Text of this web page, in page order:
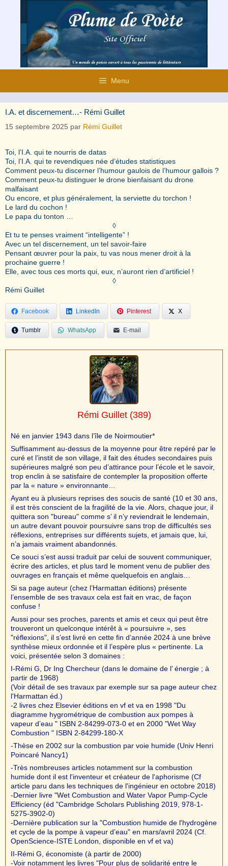
contenu
Menu
I.A. et discernement…- Rémi Guillet
15 septembre 2025 par Rémi Guillet
Toi, l’I.A. qui te nourris de datas
Toi, l’I.A. qui te revendiques née d’études statistiques
Comment peux-tu discerner l’humour gaulois de l’humour gallois ?
Comment peux-tu distinguer le drone bienfaisant du drone
malfaisant
Ou encore, et plus généralement, la serviette du torchon !
Le lard du cochon !
Le papa du tonton …
◊
Et tu te penses vraiment “intelligente” !
Avec un tel discernement, un tel savoir-faire
Pensant œuvrer pour la paix, tu vas nous mener droit à la
prochaine guerre !
Elle, avec tous ces morts qui, eux, n’auront rien d’artificiel !
◊
Rémi Guillet
Facebook LinkedIn Pinterest X
Tumblr WhatsApp E-mail
Rémi Guillet(389)
Né en janvier 1943 dans l’île de Noirmoutier*
Suffisamment au-dessus de la moyenne pour être repéré par le
curé et l’instit de son village, il fait des études secondaires puis
supérieures malgré son peu d’attirance pour l’école et le savoir,
trop enclin à se satisfaire de contempler la proposition offerte
par la « nature » environnante…
Ayant eu à plusieurs reprises des soucis de santé (10 et 30 ans,
il est très conscient de la fragilité de la vie. Alors, chaque jour, il
quittera son "bureau" comme s’ il n’y reviendrait le lendemain,
un autre devant pouvoir poursuivre sans trop de difficultés ses
réflexions, entreprises sur différents sujets, et jamais que, lui,
n’a jamais vraiment abandonnés.
Ce souci s’est aussi traduit par celui de souvent communiquer,
écrire des articles, et plus tard le moment venu de publier des
ouvrages en français et même quelquefois en anglais…
Si sa page auteur (chez l’Harmattan éditions) présente
l’ensemble de ses travaux cela est fait en vrac, de façon
confuse !
Aussi pour ses proches, parents et amis et ceux qui peut être
trouveront un quelconque intérêt à « poursuivre », ses
"réflexions", il s’est livré en cette fin d’année 2024 à une brève
synthèse mieux ordonnée et il l’espère plus « pertinente. La
voici, présentée selon 3 domaines :
I-Rémi G, Dr Ing Chercheur (dans le domaine de l’ énergie ; à
partir de 1968)
(Voir détail de ses travaux par exemple sur sa page auteur chez
l'Harmattan éd.)
-2 livres chez Elsevier éditions en vf et va en 1998 "Du
diagramme hygrométrique de combustion aux pompes à
vapeur d’eau " ISBN 2-84299-073-0 et en 2000 "Wet Way
Combustion " ISBN 2-84299-180-X
-Thèse en 2002 sur la combustion par voie humide (Univ Henri
Poincaré Nancy1)
-Très nombreuses articles notamment sur la combustion
humide dont il est l'inventeur et créateur de l'aphorisme (Cf
article paru dans les techniques de l'ingénieur en octobre 2018)
-Dernier livre "Wet Combustion and Water Vapor Pump-Cycle
Efficiency (éd "Cambridge Scholars Publishing 2019, 978-1-
5275-3902-0)
-Dernière publication sur la "Combustion humide de l'hydrogène
et cycle de la pompe à vapeur d’eau" en mars/avril 2024 (Cf.
OpenScience-ISTE London, disponible en vf et va)
II-Rémi G, économiste (à partir de 2000)
-Voir notamment les livres "Pour plus de solidarité entre le